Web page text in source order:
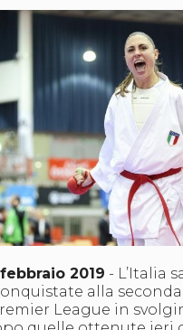
News
Gare e Risultati
Attività Didattica
Albi Federali
Karate
La disciplina
News
Gare e Risultati
Attività Didattica
Albi Federali
Arti marziali
Aikido
Ju Jitsu
Sumo
Capoeira
Grappling
BJJ
Pancrazio/
febbraio 2019 - L’Italia
alla
League in